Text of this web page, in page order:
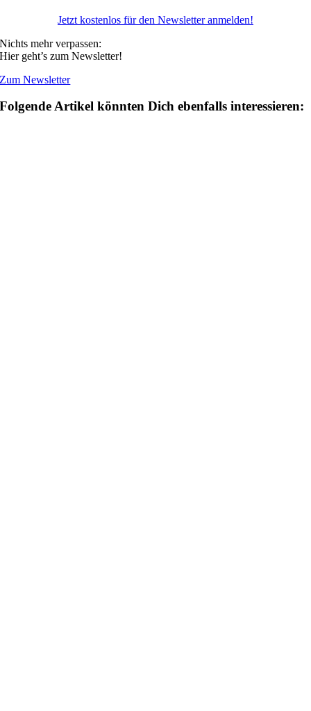
Jetzt kostenlos für den Newsletter anmelden!
Nichts mehr verpassen:
Hier geht’s zum Newsletter!
Zum Newsletter
Folgende Artikel könnten Dich ebenfalls interessieren: